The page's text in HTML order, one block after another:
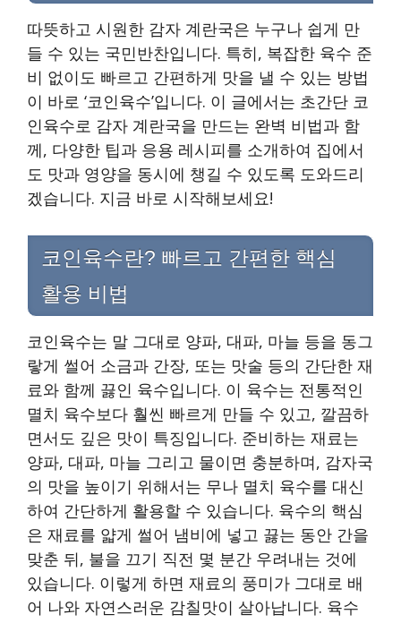
따뜻하고 시원한 감자 계란국은 누구나 쉽게 만
들 수 있는 국민반찬입니다. 특히, 복잡한 육수 준
비 없이도 빠르고 간편하게 맛을 낼 수 있는 방법
이 바로 ‘코인육수’입니다. 이 글에서는 초간단 코
인육수로 감자 계란국을 만드는 완벽 비법과 함
께, 다양한 팁과 응용 레시피를 소개하여 집에서
도 맛과 영양을 동시에 챙길 수 있도록 도와드리
겠습니다. 지금 바로 시작해보세요!
코인육수란? 빠르고 간편한 핵심
활용 비법
코인육수는 말 그대로 양파, 대파, 마늘 등을 동그
랗게 썰어 소금과 간장, 또는 맛술 등의 간단한 재
료와 함께 끓인 육수입니다. 이 육수는 전통적인
멸치 육수보다 훨씬 빠르게 만들 수 있고, 깔끔하
면서도 깊은 맛이 특징입니다. 준비하는 재료는
양파, 대파, 마늘 그리고 물이면 충분하며, 감자국
의 맛을 높이기 위해서는 무나 멸치 육수를 대신
하여 간단하게 활용할 수 있습니다. 육수의 핵심
은 재료를 얇게 썰어 냄비에 넣고 끓는 동안 간을
맞춘 뒤, 불을 끄기 직전 몇 분간 우려내는 것에
있습니다. 이렇게 하면 재료의 풍미가 그대로 배
어 나와 자연스러운 감칠맛이 살아납니다. 육수